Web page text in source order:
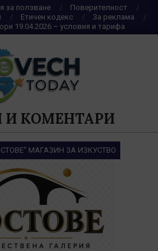
за ползване
Поверителност
Етичен кодекс
За реклама
19.04.2026 – условия и тарифа
И КОМЕНТАРИ
МАГАЗИН ЗА ИЗКУСТВО